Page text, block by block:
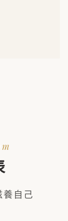
養自己